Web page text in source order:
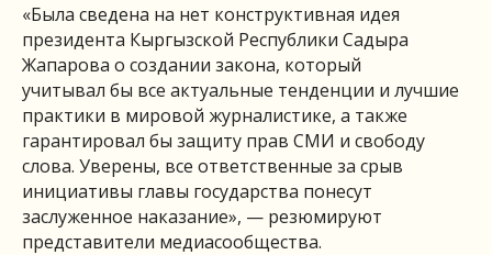
«Была сведена на нет конструктивная идея
президента Кыргызской Республики Садыра
Жапарова о создании закона, который
учитывал бы все актуальные тенденции и лучшие
практики в мировой журналистике, а также
гарантировал бы защиту прав СМИ и свободу
слова. Уверены, все ответственные за срыв
инициативы главы государства понесут
заслуженное наказание», — резюмируют
представители медиасообщества.